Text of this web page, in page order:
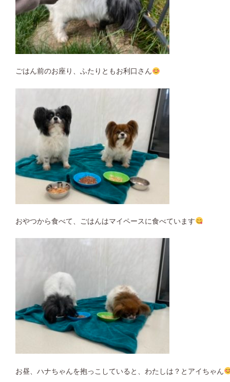
ごはん前のお座り、ふたりともお利口さん
おやつから食べて、ごはんはマイペースに食べています
お昼、ハナちゃんを抱っこしていると、わたしは？とアイちゃん